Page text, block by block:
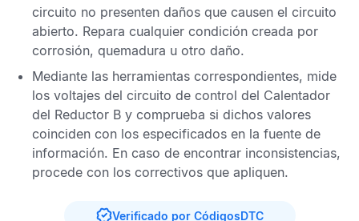
circuito no presenten daños que causen el circuito
abierto. Repara cualquier condición creada por
corrosión, quemadura u otro daño.
Mediante las herramientas correspondientes, mide
los voltajes del circuito de control del Calentador
del Reductor B y comprueba si dichos valores
coinciden con los especificados en la fuente de
información. En caso de encontrar inconsistencias,
procede con los correctivos que apliquen.
Verificado por CódigosDTC